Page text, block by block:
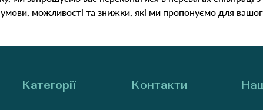
можливості та знижки, які ми пропонуємо для
Категорії Контакти